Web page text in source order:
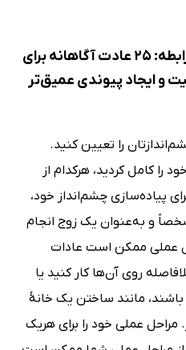
در بخشی از کتاب کوک ساز رابطه: 25 عادت آگاهانه برای
و ایجاد پیوندی عمیق‌تر
را تعیین کنید.
را کامل کردید، هرکدام از
پیاده‌سازی چشم‌انداز خود،
و به‌عنوان یک زوج انجام
عملی ممکن است عادات
روی آن‌ها کار کنید یا
مانند ساختن یک خانۀ
مراحل عملی خود را برای هریک